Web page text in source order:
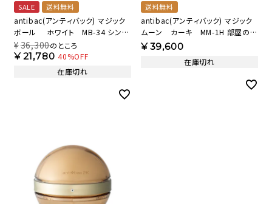
SALE 送料無料
antibac(アンティバック) マジック
ボール ホワイト MB-34 シンプ
ルな王道ホワイト 【AB】
¥36,300のところ
¥21,780 40%OFF
在庫切れ
送料無料
antibac(アンティバック) マジック
ムーン カーキ MM-1H 部屋のア
クセントになるカーキ 【AB】
¥39,600
在庫切れ